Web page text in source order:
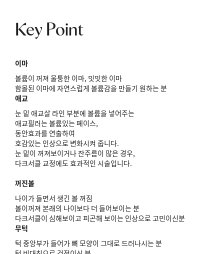
Key Point
이마
볼륨이 꺼져 울퉁한 이마, 밋밋한 이마
함몰된 이마에 자연스럽게 볼륨감을 만들기 원하는 분
애교
눈 밑 애교살 라인 부분에 볼륨을 넣어주는
애교필러는 볼륨있는 페이스,
동안효과를 연출하여
호감있는 인상으로 변화시켜 줍니다.
눈 밑이 꺼져보이거나 잔주름이 많은 경우,
다크서클 교정에도 효과적인 시술입니다.
꺼진볼
나이가 들면서 생긴 볼 꺼짐
볼이꺼져 본래의 나이보다 더 들어보이는 분
다크서클이 심해보이고 피곤해 보이는 인상으로 고민이신분
무턱
턱 중앙부가 들어가 뼈 모양이 그대로 드러나시는 분